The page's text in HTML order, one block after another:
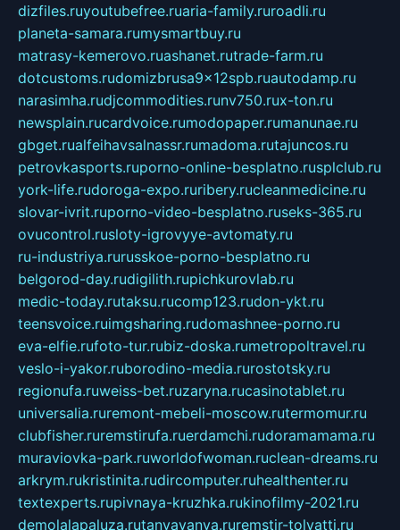
dizfiles.ruyoutubefree.ruaria-family.ruroadli.ru
planeta-samara.rumysmartbuy.ru
matrasy-kemerovo.ruashanet.rutrade-farm.ru
dotcustoms.rudomizbrusa9x12spb.ruautodamp.ru
narasimha.rudjcommodities.runv750.rux-ton.ru
newsplain.rucardvoice.rumodopaper.rumanunae.ru
gbget.rualfeihavsalnassr.rumadoma.rutajuncos.ru
petrovkasports.ruporno-online-besplatno.rusplclub.ru
york-life.rudoroga-expo.ruribery.rucleanmedicine.ru
slovar-ivrit.ruporno-video-besplatno.ruseks-365.ru
ovucontrol.rusloty-igrovyye-avtomaty.ru
ru-industriya.rurusskoe-porno-besplatno.ru
belgorod-day.rudigilith.rupichkurovlab.ru
medic-today.rutaksu.rucomp123.rudon-ykt.ru
teensvoice.ruimgsharing.rudomashnee-porno.ru
eva-elfie.rufoto-tur.rubiz-doska.rumetropoltravel.ru
veslo-i-yakor.ruborodino-media.rurostotsky.ru
regionufa.ruweiss-bet.ruzaryna.rucasinotablet.ru
universalia.ruremont-mebeli-moscow.rutermomur.ru
clubfisher.ruremstirufa.ruerdamchi.rudoramamama.ru
muraviovka-park.ruworldofwoman.ruclean-dreams.ru
arkrym.rukristinita.rudircomputer.ruhealthenter.ru
textexperts.rupivnaya-kruzhka.rukinofilmy-2021.ru
demolalapaluza.rutanyavanya.ruremstir-tolyatti.ru